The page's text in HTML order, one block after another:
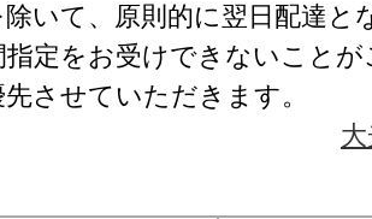
除いて、原則的に翌日配達と
指定をお受けできないこと
させていただきます。